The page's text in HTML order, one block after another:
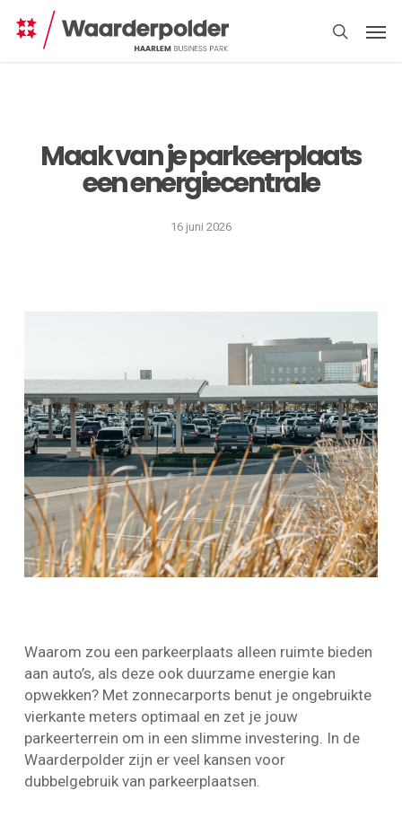
search
Maak van je parkeerplaats
een energiecentrale
16 juni 2026
Waarom zou een parkeerplaats alleen ruimte bieden
aan auto’s, als deze ook duurzame energie kan
opwekken? Met zonnecarports benut je ongebruikte
vierkante meters optimaal en zet je jouw
parkeerterrein om in een slimme investering. In de
Waarderpolder zijn er veel kansen voor
dubbelgebruik van parkeerplaatsen.